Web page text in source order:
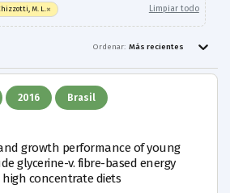
M. L.× Limpiar todo
Ordenar: Más recientes
2016 Brasil
growth performance of young
glycerine-v. fibre-based energy
concentrate diets